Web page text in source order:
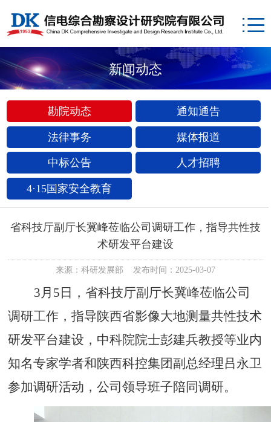
新闻动态
勘院动态 通知通告
法律事务 媒体报道
中标公告 人才招聘
4·15国家安全教育
省科技厅副厅长冀峰莅临公司调研工作，指导共性技
术研发平台建设
来源：科研发展部 发布时间：2025-03-07
3月5日，省科技厅副厅长冀峰莅临公司
调研工作，指导陕西省影像大地测量共性技术
研发平台建设，中科院院士彭建兵教授等业内
知名专家学者和陕西科控集团副总经理吕永卫
参加调研活动，公司领导班子陪同调研。